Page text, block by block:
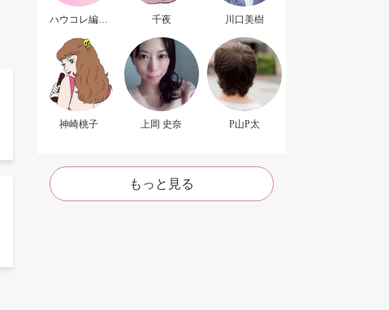
ハウコレ編集
千夜 川口美樹
神崎桃子 上岡 史奈 P山P太
もっと見る